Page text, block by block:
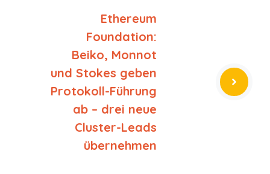
Ethereum
Foundation:
Beiko, Monnot
und Stokes geben
Protokoll-Führung
ab – drei neue
Cluster-Leads
übernehmen